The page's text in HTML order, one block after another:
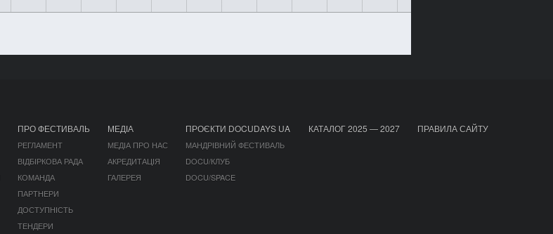
ПРО ФЕСТИВАЛЬ
РЕГЛАМЕНТ
ВІДБІРКОВА РАДА
КОМАНДА
ПАРТНЕРИ
ДОСТУПНІСТЬ
ТЕНДЕРИ
МЕДІА
МЕДІА ПРО НАС
АКРЕДИТАЦІЯ
ГАЛЕРЕЯ
ПРОЄКТИ DOCUDAYS UA
МАНДРІВНИЙ ФЕСТИВАЛЬ
DOCU/КЛУБ
DOCU/SPACE
КАТАЛОГ 2025 — 2027 ПРАВИЛА САЙТУ